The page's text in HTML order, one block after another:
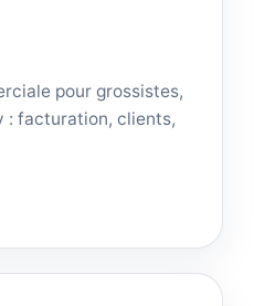
pour grossistes,
: facturation, clients,